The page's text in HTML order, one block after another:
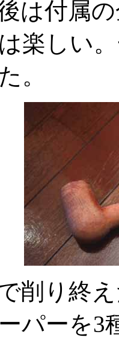
は付属
楽しい
。
削り終
パーを3